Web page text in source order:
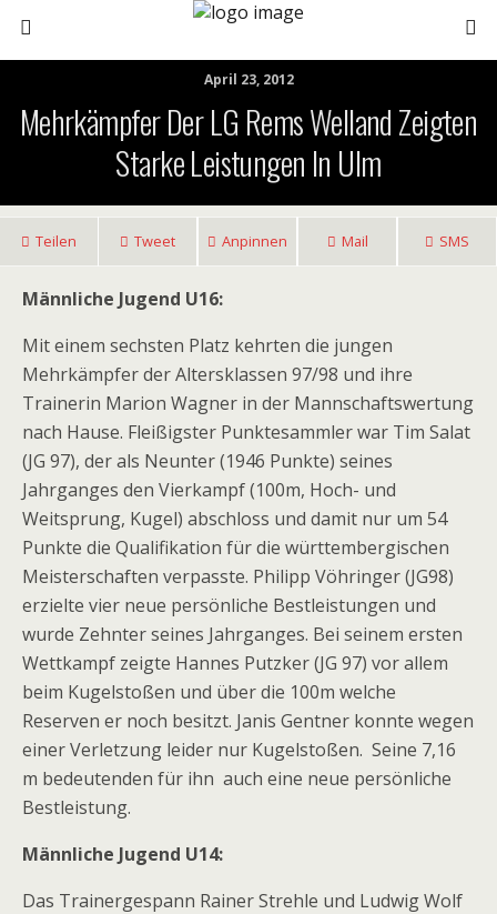
April 23, 2012
Mehrkämpfer Der LG Rems Welland Zeigten
Starke Leistungen In Ulm
Teilen Tweet Anpinnen Mail SMS
Männliche Jugend U16:
Mit einem sechsten Platz kehrten die jungen
Mehrkämpfer der Altersklassen 97/98 und ihre
Trainerin Marion Wagner in der Mannschaftswertung
nach Hause. Fleißigster Punktesammler war Tim Salat
(JG 97), der als Neunter (1946 Punkte) seines
Jahrganges den Vierkampf (100m, Hoch- und
Weitsprung, Kugel) abschloss und damit nur um 54
Punkte die Qualifikation für die württembergischen
Meisterschaften verpasste. Philipp Vöhringer (JG98)
erzielte vier neue persönliche Bestleistungen und
wurde Zehnter seines Jahrganges. Bei seinem ersten
Wettkampf zeigte Hannes Putzker (JG 97) vor allem
beim Kugelstoßen und über die 100m welche
Reserven er noch besitzt. Janis Gentner konnte wegen
einer Verletzung leider nur Kugelstoßen. Seine 7,16
m bedeutenden für ihn auch eine neue persönliche
Bestleistung.
Männliche Jugend U14:
Das Trainergespann Rainer Strehle und Ludwig Wolf